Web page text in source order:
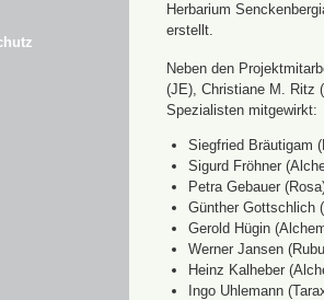
Herbarium
erstellt.
Neben den
(JE), Christiane M. Ritz
Spezialisten mitgewirkt:
Siegfried Bräutigam
Sigurd Fröhner
Petra Gebauer
Günther Gottschlich
Gerold Hügin
Werner Jansen
Heinz Kalheber
Ingo Uhlemann